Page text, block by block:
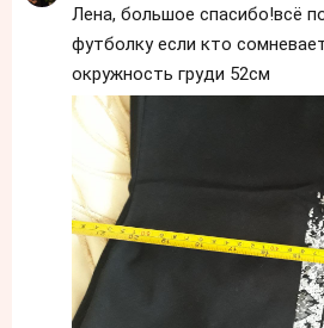
Лена, большое спасибо!всё
футболку если кто
окружность груди 52см